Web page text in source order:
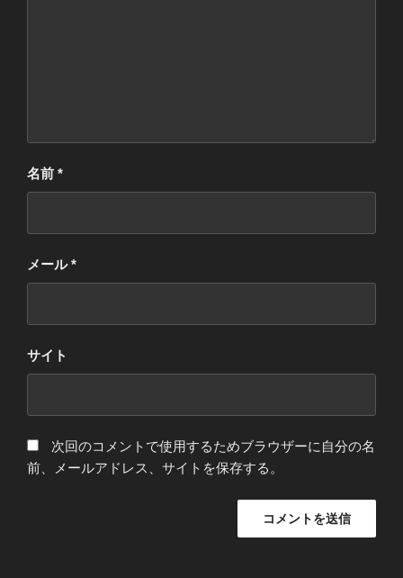
名前 *
メール*
サイト
次回のコメントで使用するためブラウザーに自分の名
前、メールアドレス、サイトを保存する。